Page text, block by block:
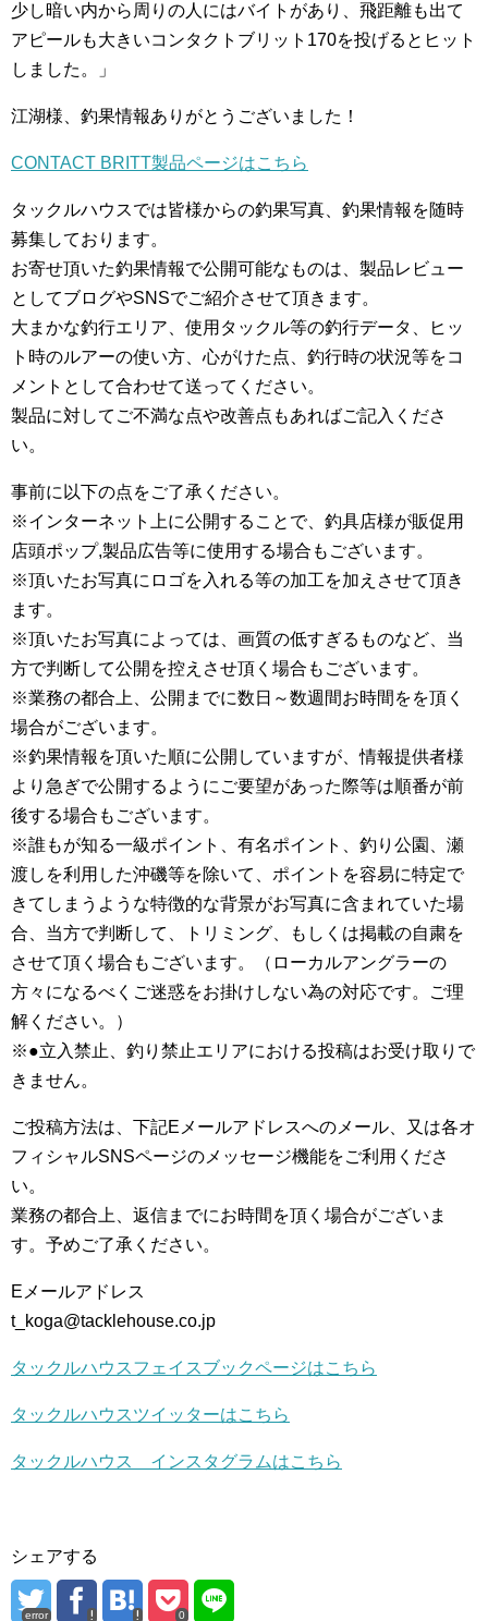
少し暗い内から周りの人にはバイトがあり、飛距離も出て
アピールも大きいコンタクトブリット170を投げるとヒット
しました。」
江湖様、釣果情報ありがとうございました！
CONTACT BRITT製品ページはこちら
タックルハウスでは皆様からの釣果写真、釣果情報を随時
募集しております。
お寄せ頂いた釣果情報で公開可能なものは、製品レビュー
としてブログやSNSでご紹介させて頂きます。
大まかな釣行エリア、使用タックル等の釣行データ、ヒッ
ト時のルアーの使い方、心がけた点、釣行時の状況等をコ
メントとして合わせて送ってください。
製品に対してご不満な点や改善点もあればご記入くださ
い。
事前に以下の点をご了承ください。
※インターネット上に公開することで、釣具店様が販促用
店頭ポップ,製品広告等に使用する場合もございます。
※頂いたお写真にロゴを入れる等の加工を加えさせて頂き
ます。
※頂いたお写真によっては、画質の低すぎるものなど、当
方で判断して公開を控えさせ頂く場合もございます。
※業務の都合上、公開までに数日～数週間お時間をを頂く
場合がございます。
※釣果情報を頂いた順に公開していますが、情報提供者様
より急ぎで公開するようにご要望があった際等は順番が前
後する場合もございます。
※誰もが知る一級ポイント、有名ポイント、釣り公園、瀬
渡しを利用した沖磯等を除いて、ポイントを容易に特定で
きてしまうような特徴的な背景がお写真に含まれていた場
合、当方で判断して、トリミング、もしくは掲載の自粛を
させて頂く場合もございます。（ローカルアングラーの
方々になるべくご迷惑をお掛けしない為の対応です。ご理
解ください。）
※●立入禁止、釣り禁止エリアにおける投稿はお受け取りで
きません。
ご投稿方法は、下記Eメールアドレスへのメール、又は各オ
フィシャルSNSページのメッセージ機能をご利用くださ
い。
業務の都合上、返信までにお時間を頂く場合がございま
す。予めご了承ください。
Eメールアドレス
t_koga@tacklehouse.co.jp
タックルハウスフェイスブックページはこちら
タックルハウスツイッターはこちら
タックルハウス インスタグラムはこちら
シェアする
error 0